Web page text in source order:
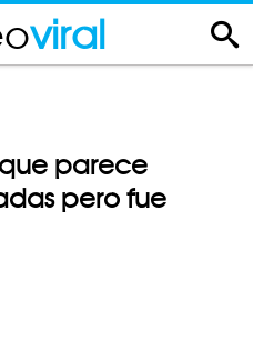
viral
parece
pero fue